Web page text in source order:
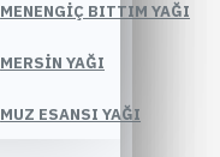
MENENGIÇ BITTIM YAĞI
MERSIN YAĞI
MUZ ESANSI YAĞI